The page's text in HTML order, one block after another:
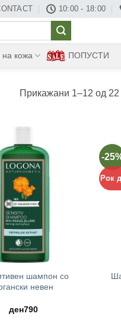
10:00 - 18:00
на кожа ПОПУСТИ
Прикажани 1–12 од 22
шампон со
невен
ден790
-
Рок